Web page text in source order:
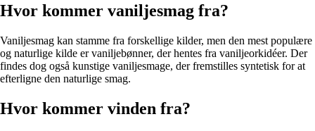
Hvor kommer vaniljesmag fra?
Vaniljesmag kan stamme fra forskellige kilder, men den mest populære
og naturlige kilde er vaniljebønner, der hentes fra vaniljeorkidéer. Der
findes dog også kunstige vaniljesmage, der fremstilles syntetisk for at
efterligne den naturlige smag.
Hvor kommer vinden fra?